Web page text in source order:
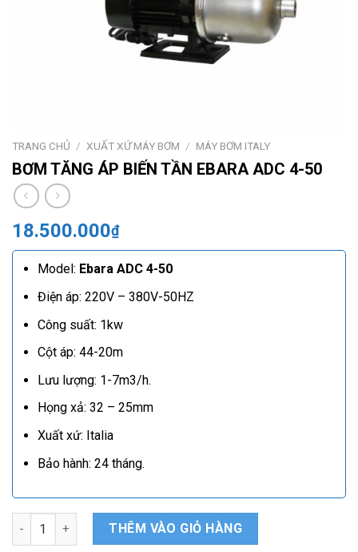
TRANG CHỦ / XUẤT XỨ MÁY BƠM / MÁY BƠM ITALY
BƠM TĂNG ÁP BIẾN TẦN EBARA ADC 4-50
18.500.000₫
Model: Ebara ADC 4-50
Điện áp: 220V – 380V-50HZ
Công suất: 1kw
Cột áp: 44-20m
Lưu lượng: 1-7m3/h.
Họng xả: 32 – 25mm
Xuất xứ: Italia
Bảo hành: 24 tháng.
Bơm tăng áp biến tần Ebara ADC 4-50 số lượng
THÊM VÀO GIỎ HÀNG